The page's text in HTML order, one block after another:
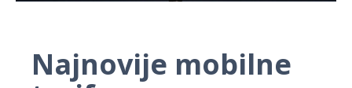
Najnovije mobilne